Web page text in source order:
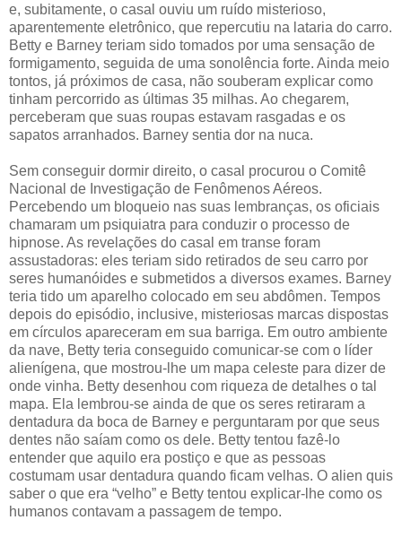
e, subitamente, o casal ouviu um ruído misterioso,
aparentemente eletrônico, que repercutiu na lataria do carro.
Betty e Barney teriam sido tomados por uma sensação de
formigamento, seguida de uma sonolência forte. Ainda meio
tontos, já próximos de casa, não souberam explicar como
tinham percorrido as últimas 35 milhas. Ao chegarem,
perceberam que suas roupas estavam rasgadas e os
sapatos arranhados. Barney sentia dor na nuca.
Sem conseguir dormir direito, o casal procurou o Comitê
Nacional de Investigação de Fenômenos Aéreos.
Percebendo um bloqueio nas suas lembranças, os oficiais
chamaram um psiquiatra para conduzir o processo de
hipnose. As revelações do casal em transe foram
assustadoras: eles teriam sido retirados de seu carro por
seres humanóides e submetidos a diversos exames. Barney
teria tido um aparelho colocado em seu abdômen. Tempos
depois do episódio, inclusive, misteriosas marcas dispostas
em círculos apareceram em sua barriga. Em outro ambiente
da nave, Betty teria conseguido comunicar-se com o líder
alienígena, que mostrou-lhe um mapa celeste para dizer de
onde vinha. Betty desenhou com riqueza de detalhes o tal
mapa. Ela lembrou-se ainda de que os seres retiraram a
dentadura da boca de Barney e perguntaram por que seus
dentes não saíam como os dele. Betty tentou fazê-lo
entender que aquilo era postiço e que as pessoas
costumam usar dentadura quando ficam velhas. O alien quis
saber o que era “velho” e Betty tentou explicar-lhe como os
humanos contavam a passagem de tempo.